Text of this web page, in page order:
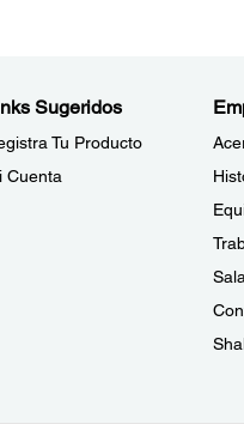
Sugeridos
Tu Producto
Cuenta